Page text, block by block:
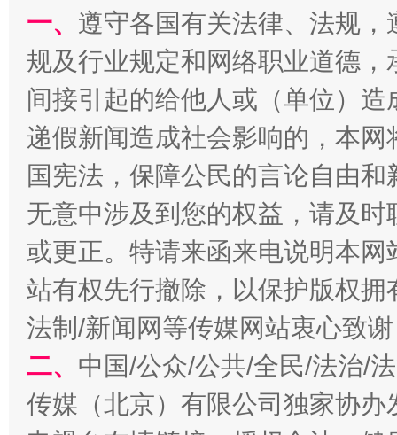
全民健身五年计划来了！等你上场
阿坝州三大球赛在茂县开幕 规模
一、 遵守各国有关法律、法规
规及行业规定和网络职业道德
间接引起的给他人或（单位）
递假新闻造成社会影响的，本
国宪法，保障公民的言论自由
无意中涉及到您的权益，请及
或更正。特请来函来电说明本
站有权先行撤除，以保护版权
法制/新闻网等传媒网站衷心致
二、 中国/公众/公共/全民/法治/
传媒（北京）有限公司独家协